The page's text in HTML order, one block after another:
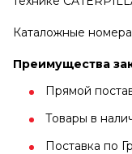
Каталожные
Преимущества
Прямой
Товары в
Поставка по